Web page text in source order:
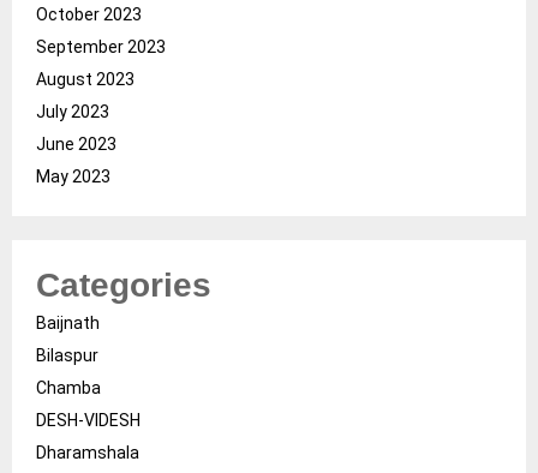
October 2023
September 2023
August 2023
July 2023
June 2023
May 2023
Categories
Baijnath
Bilaspur
Chamba
DESH-VIDESH
Dharamshala